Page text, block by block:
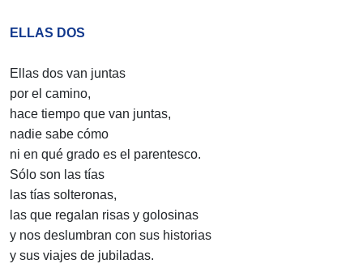
ELLAS DOS
Ellas dos van juntas
por el camino,
hace tiempo que van juntas,
nadie sabe cómo
ni en qué grado es el parentesco.
Sólo son las tías
las tías solteronas,
las que regalan risas y golosinas
y nos deslumbran con sus historias
y sus viajes de jubiladas.